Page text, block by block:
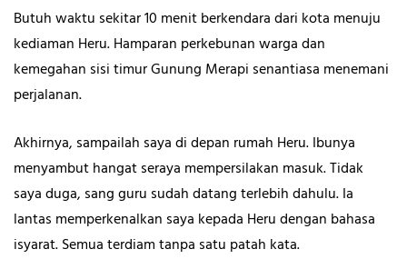
Butuh waktu sekitar 10 menit berkendara dari kota menuju
kediaman Heru. Hamparan perkebunan warga dan
kemegahan sisi timur Gunung Merapi senantiasa menemani
perjalanan.
Akhirnya, sampailah saya di depan rumah Heru. Ibunya
menyambut hangat seraya mempersilakan masuk. Tidak
saya duga, sang guru sudah datang terlebih dahulu. Ia
lantas memperkenalkan saya kepada Heru dengan bahasa
isyarat. Semua terdiam tanpa satu patah kata.